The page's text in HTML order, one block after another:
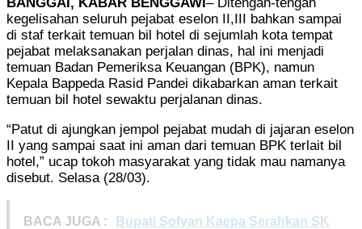
kegelisahan seluruh pejabat eselon II,III bahkan sampai
di staf terkait temuan bil hotel di sejumlah kota tempat
pejabat melaksanakan perjalan dinas, hal ini menjadi
temuan Badan Pemeriksa Keuangan (BPK), namun
Kepala Bappeda Rasid Pandei dikabarkan aman terkait
temuan bil hotel sewaktu perjalanan dinas.
“Patut di ajungkan jempol pejabat mudah di jajaran eselon
II yang sampai saat ini aman dari temuan BPK terlait bil
hotel,” ucap tokoh masyarakat yang tidak mau namanya
disebut. Selasa (28/03).
BACA JUGA :
Bupati Sofyan Kaepa Serahkan SK